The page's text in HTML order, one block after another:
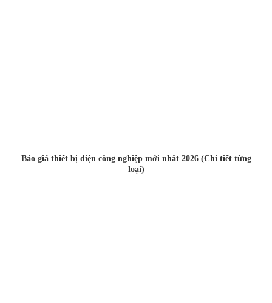
Báo giá thiết bị điện công nghiệp mới nhất 2026 (Chi tiết từng
loại)